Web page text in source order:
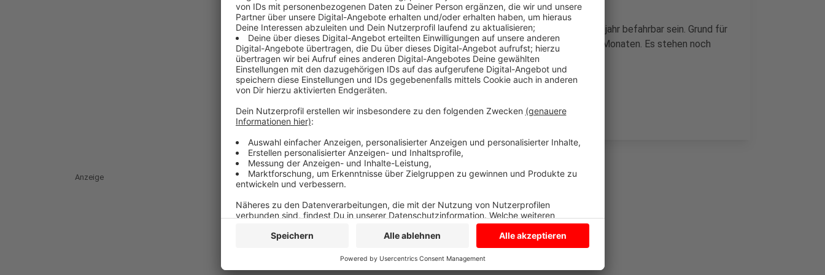
Nach dem neuen Zeitplan soll der Abschnitt spätestens zum Frühjahr befahrbar sein. Grund für
die Verzögerung ist das häufig nasse Wetter in den vergangenen Monaten. Es stehen noch
Asphalt- und Markierungsarbeiten an.
Anzeige
Anzeige